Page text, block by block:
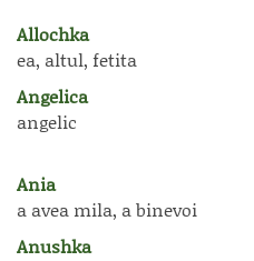
Allochka
ea, altul, fetita
Angelica
angelic
Ania
a avea mila, a binevoi
Anushka